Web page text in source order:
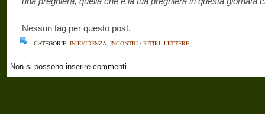
Nessun tag per questo post.
CATEGORIE: IN EVIDENZA, INCONTRI / RITIRI, LETTERE
Non si possono inserire commenti